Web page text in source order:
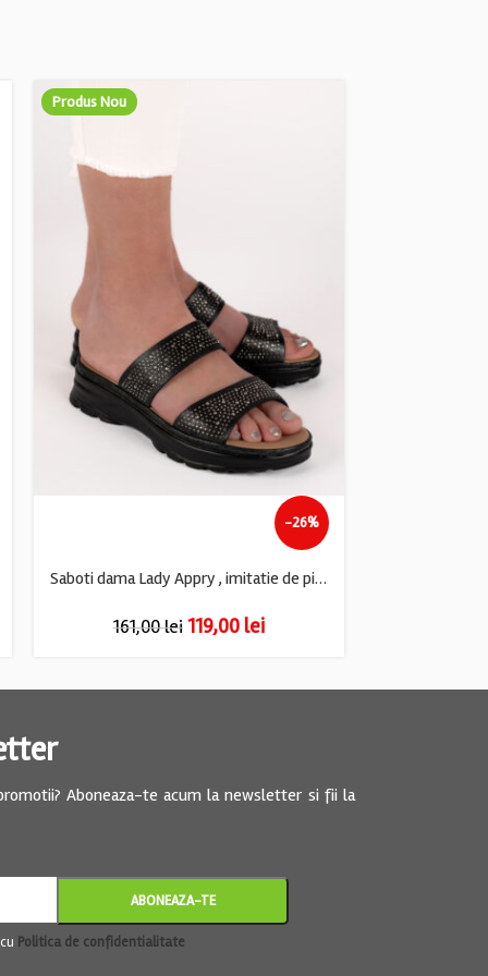
Produs Nou
-26%
Saboti dama Lady Appry , imitatie de piele, negru
161,00lei 119,00 lei
Aboneaza-te acum la newsletter si fii la
Politica de confidentialitate